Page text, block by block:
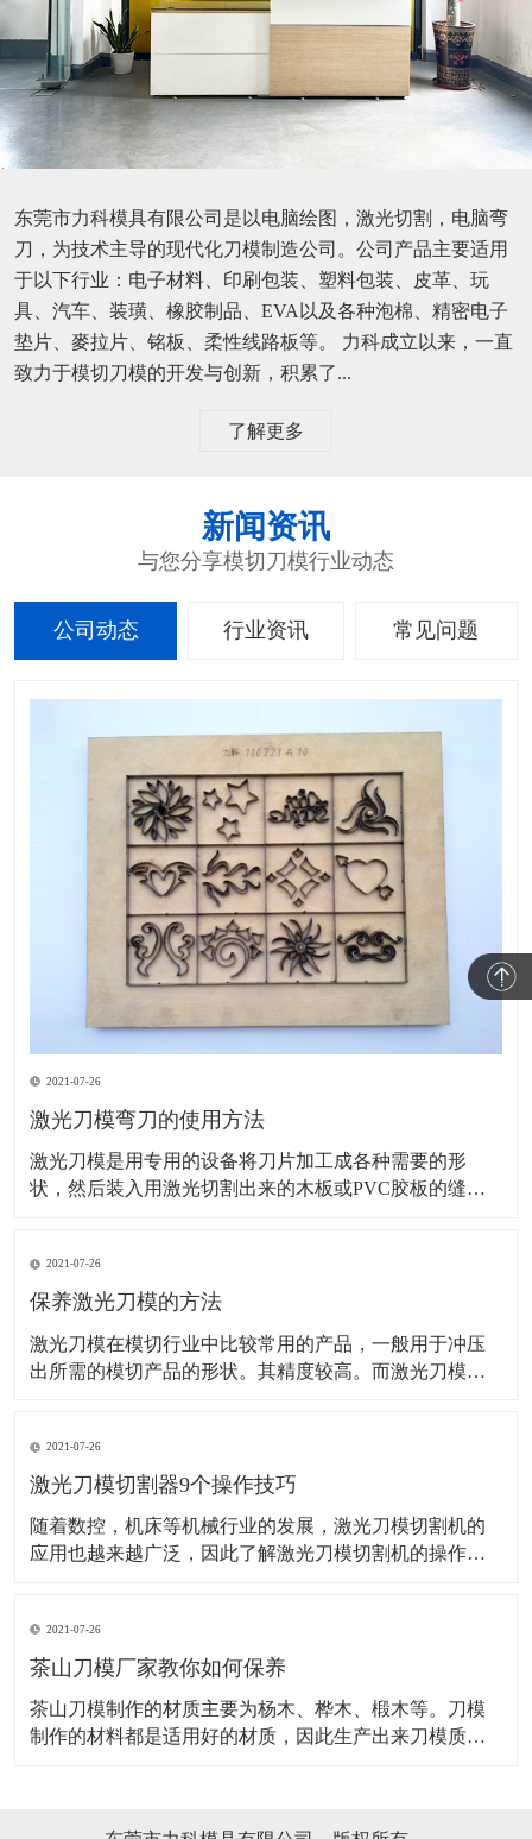
东莞市力科模具有限公司是以电脑绘图，激光切割，电脑弯
刀，为技术主导的现代化刀模制造公司。公司产品主要适用
于以下行业：电子材料、印刷包装、塑料包装、皮革、玩
具、汽车、装璜、橡胶制品、EVA以及各种泡棉、精密电子
垫片、麥拉片、铭板、柔性线路板等。 力科成立以来，一直
致力于模切刀模的开发与创新，积累了...
了解更多
新闻资讯
与您分享模切刀模行业动态
公司动态 行业资讯 常见问题
2021-07-26
激光刀模弯刀的使用方法
激光刀模是用专用的设备将刀片加工成各种需要的形
状，然后装入用激光切割出来的木板或PVC胶板的缝隙
旧模具的调整：基本上旧模具安装在机床上刀尖刀口对
齐一致就可以了。如模具的刀尖大小厚度不一、装夹部
2021-07-26
保养激光刀模的方法
激光刀模在模切行业中比较常用的产品，一般用于冲压
出所需的模切产品的形状。其精度较高。而激光刀模的
的操作机械，保养也是很好控制衰老和老化的一种最优
先的方法，并且还能保证下次使用的时候激光刀模能更
2021-07-26
激光刀模切割器9个操作技巧
随着数控，机床等机械行业的发展，激光刀模切割机的
应用也越来越广泛，因此了解激光刀模切割机的操作应
须穿戴劳保用品。 2、操作者必须经过严格培训，才能上
岗，对不要不熟悉激光刀模切割机操作要领
2021-07-26
茶山刀模厂家教你如何保养
​茶山刀模制作的材质主要为杨木、桦木、椴木等。刀模
制作的材料都是适用好的材质，因此生产出来刀模质量